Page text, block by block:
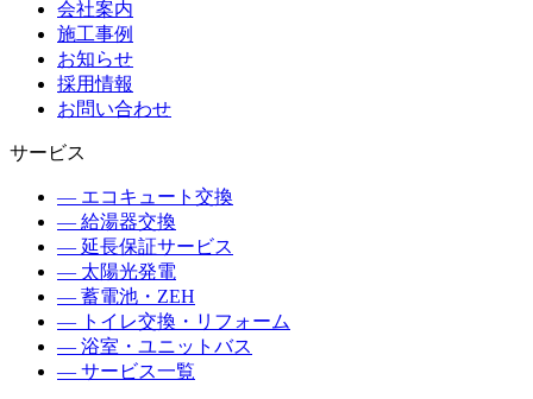
会社案内
施工事例
お知らせ
採用情報
お問い合わせ
サービス
— エコキュート交換
— 給湯器交換
— 延長保証サービス
— 太陽光発電
— 蓄電池・ZEH
—
トイレ交換・リフォーム
— 浴室・ユニットバス
— サービス一覧